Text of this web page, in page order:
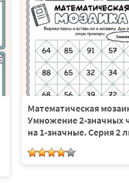
Математическая
Умножение 2-значных
на 1-значные. Серия 2